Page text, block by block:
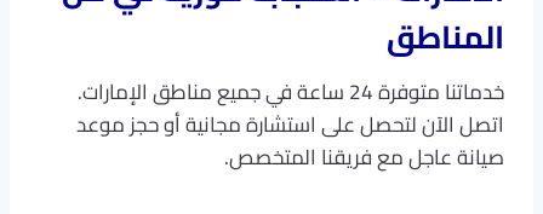
المناطق
خدماتنا متوفرة 24 ساعة في جميع مناطق الإمارات.
اتصل الآن لتحصل على استشارة مجانية أو حجز موعد
صيانة عاجل مع فريقنا المتخصص.